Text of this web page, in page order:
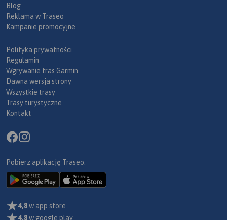
Blog
Reklama w Traseo
Kampanie promocyjne
Polityka prywatności
Regulamin
Wgrywanie tras Garmin
Dawna wersja strony
Wszystkie trasy
Trasy turystyczne
Kontakt
Pobierz aplikację Traseo:
4,8w app store
4,8w google play